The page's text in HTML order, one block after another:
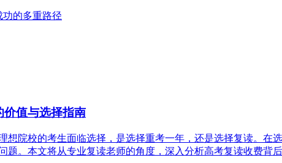
的多重路径
价值与选择指南
想院校的考生面临选择，是选择重考一年，还是选择复读。
题。本文将从专业复读老师的角度，深入分析高考复读收费背